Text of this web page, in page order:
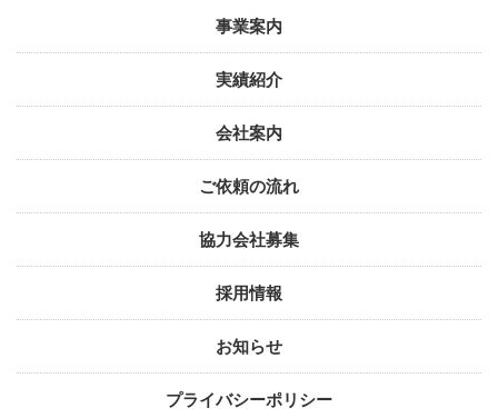
事業案内
実績紹介
会社案内
ご依頼の流れ
協力会社募集
採用情報
お知らせ
プライバシーポリシー